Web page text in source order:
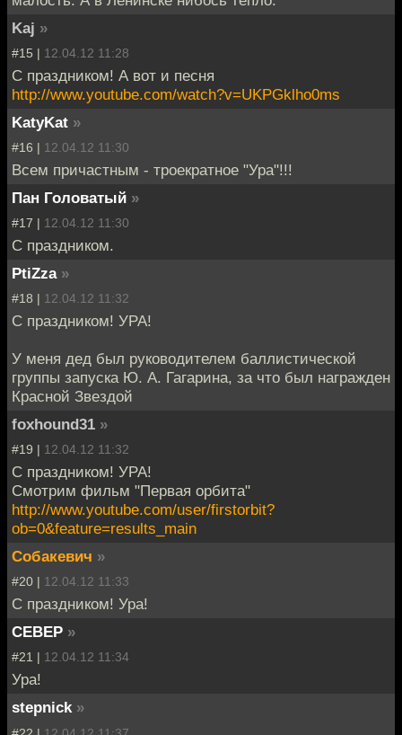
Kaj »
#15 | 12.04.12 11:28
C праздником! А вот и песня
http://www.youtube.com/watch?v=UKPGklho0ms
KatyKat »
#16 | 12.04.12 11:30
Всем причастным - троекратное "Ура"!!!
Пан Головатый »
#17 | 12.04.12 11:30
С праздником.
PtiZza »
#18 | 12.04.12 11:32
С праздником! УРА!
У меня дед был руководителем баллистической
группы запуска Ю. А. Гагарина, за что был награжден
Красной Звездой
foxhound31 »
#19 | 12.04.12 11:32
С праздником! УРА!
Смотрим фильм "Первая орбита"
http://www.youtube.com/user/firstorbit?
ob=0&feature=results_main
Собакевич »
#20 | 12.04.12 11:33
С праздником! Ура!
CEBEP »
#21 | 12.04.12 11:34
Ура!
stepnick »